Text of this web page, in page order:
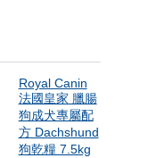
Royal Canin
法國皇家 臘腸
狗成犬專屬配
方 Dachshund
狗乾糧 7.5kg